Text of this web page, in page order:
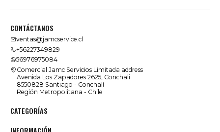
CONTÁCTANOS
ventas@jamcservice.cl
+56227349829
56976975084
Comercial Jamc Servicios Limitada address
Avenida Los Zapadores 2625, Conchali
8550828 Santiago - Conchalí
Región Metropolitana - Chile
CATEGORÍAS